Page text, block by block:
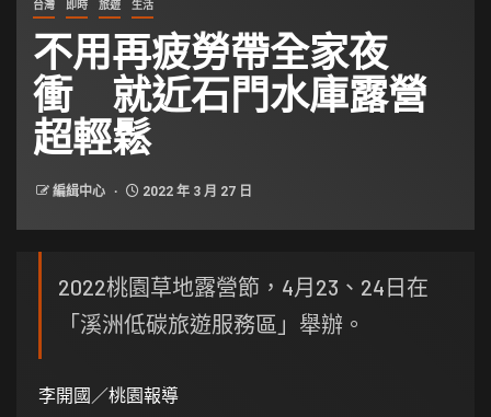
台灣 即時 旅遊 生活
不用再疲勞帶全家夜
衝 就近石門水庫露營
超輕鬆
編緝中心 2022 年 3 月 27 日
2022桃園草地露營節，4月23、24日在
「溪洲低碳旅遊服務區」舉辦。
李開國／桃園報導